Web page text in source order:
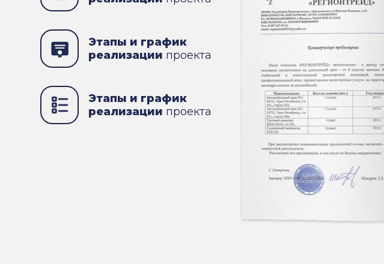
Этапы и график
реализации проекта
Этапы и график
реализации проекта